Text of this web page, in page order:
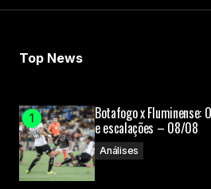
Submit Comment
Top News
Botafogo x Fluminense:
e escalações – 08/08
Análises